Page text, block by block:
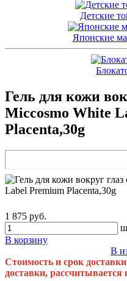
Детские
Японские
Гель для кожи
Miccosmo White
Placenta,30g
1 875 руб.
В корзину
В
Стоимость и срок
доставки, рассчитывается